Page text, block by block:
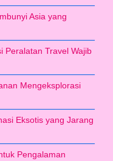
Asia yang
Peralatan Travel Wajib
Mengeksplorasi
Eksotis yang Jarang
Pengalaman